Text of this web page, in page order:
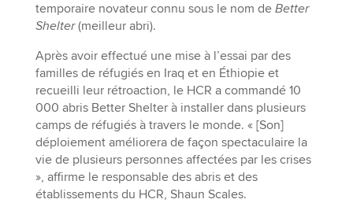
temporaire novateur connu sous le nom de Better
Shelter(meilleur abri).
Après avoir effectué une mise à l’essai par des
familles de réfugiés en Iraq et en Éthiopie et
recueilli leur rétroaction, le HCR a commandé 10
000 abris Better Shelter à installer dans plusieurs
camps de réfugiés à travers le monde. « [Son]
déploiement améliorera de façon spectaculaire la
vie de plusieurs personnes affectées par les crises
», affirme le responsable des abris et des
établissements du HCR, Shaun Scales.